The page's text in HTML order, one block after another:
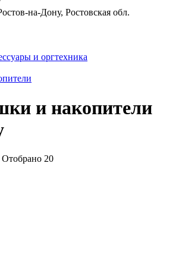
на-Дону, Ростовская обл.
и оргтехника
и накопители
20